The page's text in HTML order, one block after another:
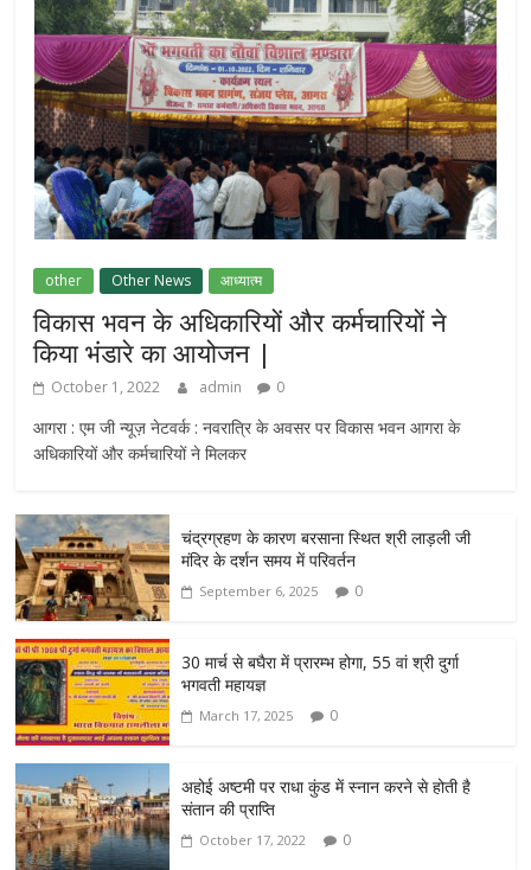
other Other News आध्यात्म
विकास भवन के अधिकारियों और कर्मचारियों ने
किया भंडारे का आयोजन |
October 1, 2022 admin 0
आगरा : एम जी न्यूज़ नेटवर्क : नवरात्रि के अवसर पर विकास भवन आगरा के
अधिकारियों और कर्मचारियों ने मिलकर
चंद्रग्रहण के कारण बरसाना स्थित श्री लाड़ली जी
मंदिर के दर्शन समय में परिवर्तन
September 6, 2025 0
30 मार्च से बघैरा में प्रारम्भ होगा, 55 वां श्री दुर्गा
भगवती महायज्ञ
March 17, 2025 0
अहोई अष्टमी पर राधा कुंड में स्नान करने से होती है
संतान की प्राप्ति
October 17, 2022 0